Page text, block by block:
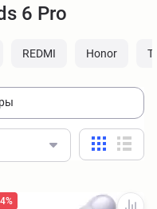
6 Pro
REDMI Honor